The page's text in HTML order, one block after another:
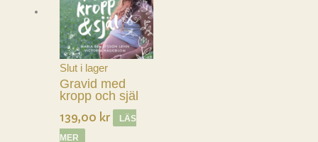
Slut i lager
Gravid med
kropp och själ
139,00 kr LÄS
MER